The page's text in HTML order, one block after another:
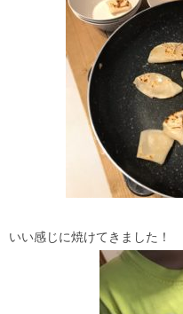
いい感じに焼けてきました！